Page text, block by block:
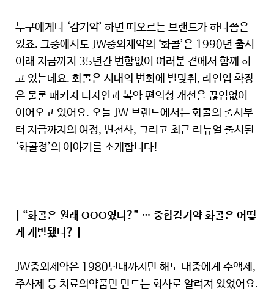
누구에게나 ‘감기약’ 하면 떠오르는 브랜드가 하나쯤은
있죠. 그중에서도 JW중외제약의 ‘화콜’은 1990년 출시
이래 지금까지 35년간 변함없이 여러분 곁에서 함께 하
고 있는데요. 화콜은 시대의 변화에 발맞춰, 라인업 확장
은 물론 패키지 디자인과 복약 편의성 개선을 끊임없이
이어오고 있어요. 오늘 JW 브랜드에서는 화콜의 출시부
터 지금까지의 여정, 변천사, 그리고 최근 리뉴얼 출시된
‘화콜정’의 이야기를 소개합니다!
| “화콜은 원래 OOO였다?” … 종합감기약 화콜은 어떻
게 개발됐나? |
JW중외제약은 1980년대까지만 해도 대중에게 수액제,
주사제 등 치료의약품만 만드는 회사로 알려져 있었어요.